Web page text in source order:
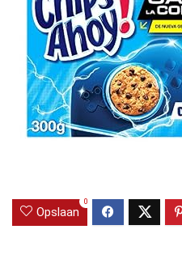
Opslaan
0